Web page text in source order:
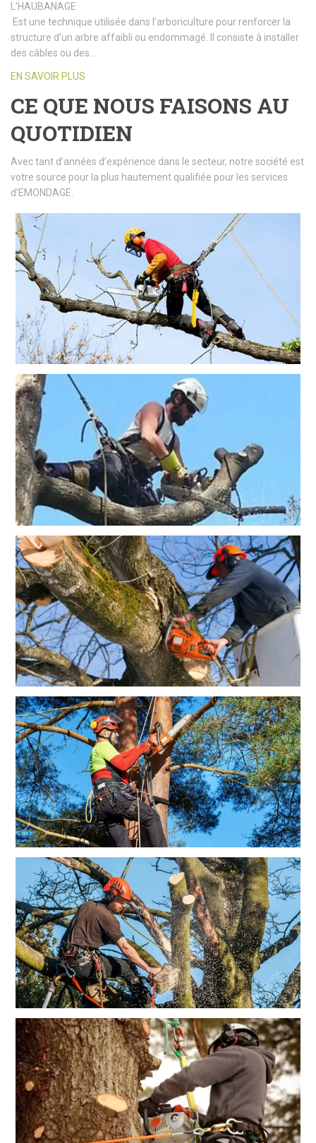
L’HAUBANAGE
Est une technique utilisée dans l’arboriculture pour renforcer la
structure d’un arbre affaibli ou endommagé. Il consiste à installer
des câbles ou des…
EN SAVOIR PLUS
CE QUE NOUS FAISONS AU
QUOTIDIEN
Avec tant d’années d’expérience dans le secteur, notre société est
votre source pour la plus hautement qualifiée pour les services
d’EMONDAGE.